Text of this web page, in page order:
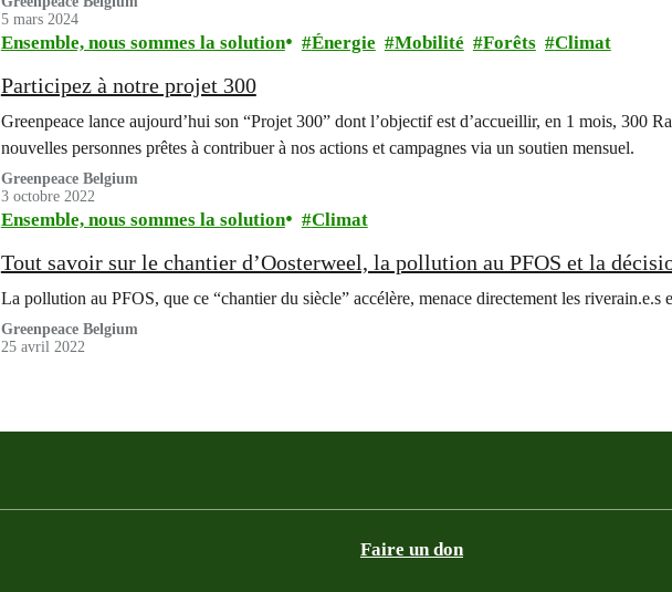
5 mars 2024
Ensemble, nous sommes la solution Énergie Mobilité Forêts Climat
Participez à notre projet 300
Greenpeace lance aujourd’hui son “Projet 300” dont l’objectif est d’accueillir, en 1 mois, 300
nouvelles personnes prêtes à contribuer à nos actions et campagnes via un soutien mensuel.
Greenpeace Belgium
3 octobre 2022
Ensemble, nous sommes la solution Climat
Tout savoir sur le chantier d’Oosterweel, la pollution au PFOS et la
La pollution au PFOS, que ce “chantier du siècle” accélère, menace directement les riverain.e.s
Greenpeace Belgium
25 avril 2022
Faire un don